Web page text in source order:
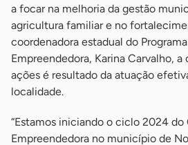
a focar na melhoria da gestão
agricultura familiar e no
coordenadora estadual do
Empreendedora, Karina Carvalho,
ações é resultado da atuação
localidade.
“Estamos iniciando o ciclo 2024 do
Empreendedora no município de